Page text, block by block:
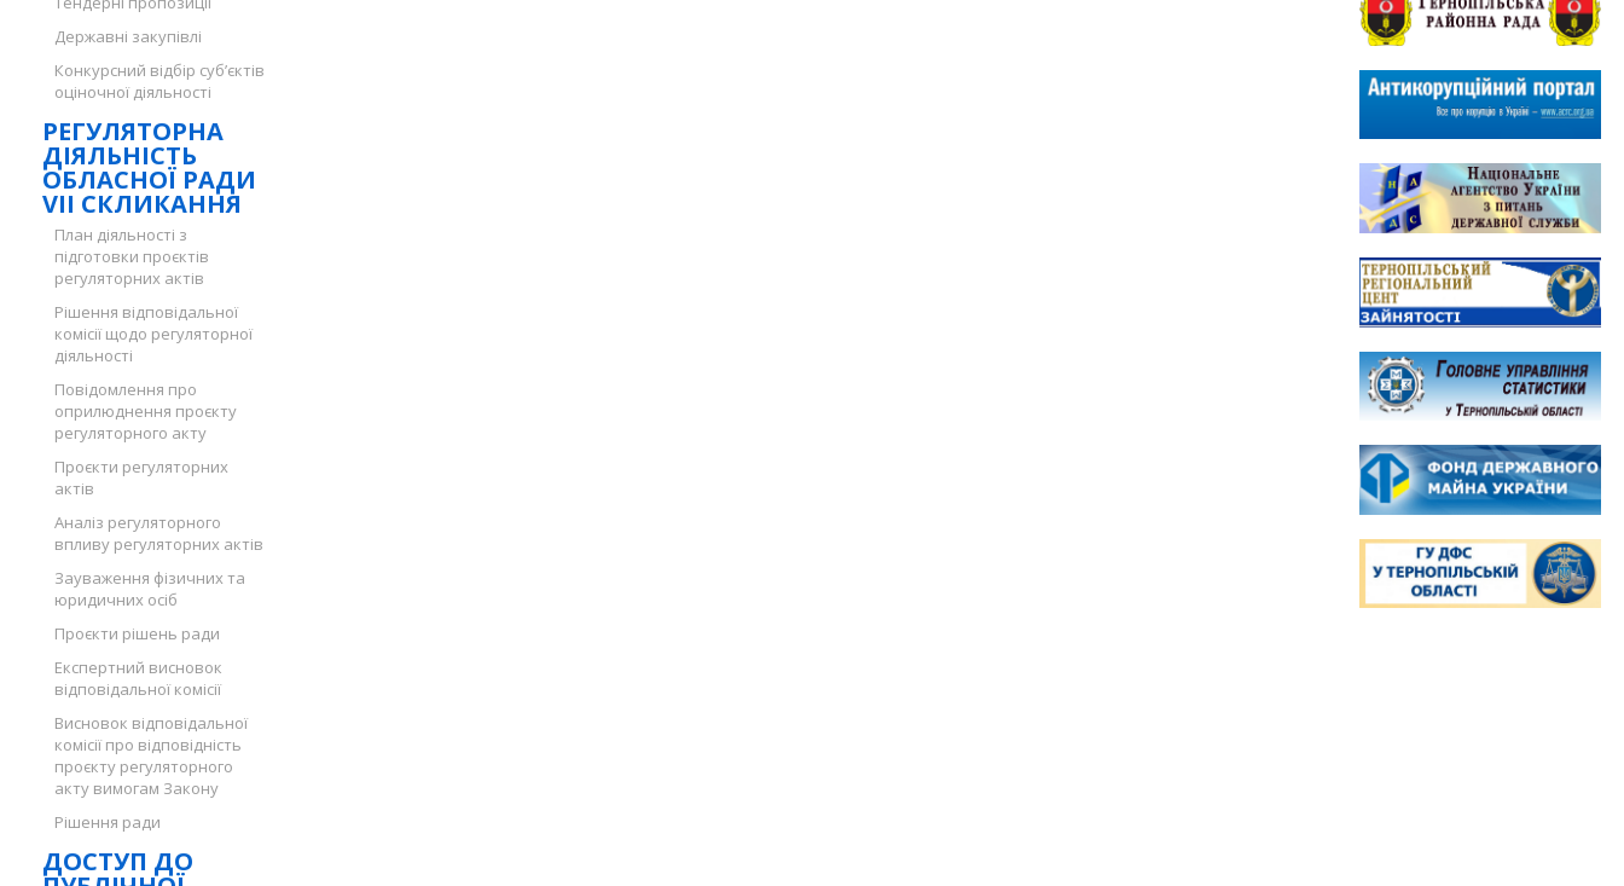
Державні закупівлі
Конкурсний відбір суб’єктів
оціночної діяльності
РЕГУЛЯТОРНА
ДІЯЛЬНІСТЬ
ОБЛАСНОЇ РАДИ
VII СКЛИКАННЯ
План діяльності з
підготовки проєктів
регуляторних актів
Рішення відповідальної
комісії щодо регуляторної
діяльності
Повідомлення про
оприлюднення проєкту
регуляторного акту
Проєкти регуляторних
актів
Аналіз регуляторного
впливу регуляторних актів
Зауваження фізичних та
юридичних осіб
Проєкти рішень ради
Експертний висновок
відповідальної комісії
Висновок відповідальної
комісії про відповідність
проєкту регуляторного
акту вимогам Закону
Рішення ради
ДОСТУП ДО